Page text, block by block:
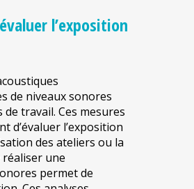
l’exposition
de niveaux sonores
travail. Ces mesures
d’évaluer l’exposition
des ateliers ou la
une
permet de